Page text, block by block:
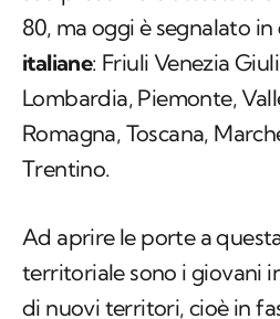
80, ma oggi è segnalato in
italiane: Friuli Venezia
Lombardia, Piemonte,
Romagna, Toscana,
Trentino.
Ad aprire le porte a
territoriale sono i giovani
di nuovi territori, cioè in